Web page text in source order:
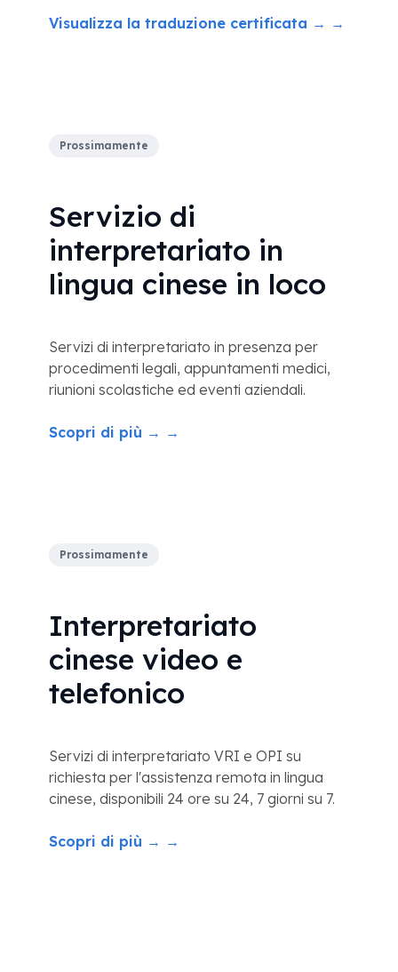
Visualizza la traduzione certificata → →
Prossimamente
Servizio di
interpretariato in
lingua cinese in loco
Servizi di interpretariato in presenza per
procedimenti legali, appuntamenti medici,
riunioni scolastiche ed eventi aziendali.
Scopri di più → →
Prossimamente
Interpretariato
cinese video e
telefonico
Servizi di interpretariato VRI e OPI su
richiesta per l'assistenza remota in lingua
cinese, disponibili 24 ore su 24, 7 giorni su 7.
Scopri di più → →